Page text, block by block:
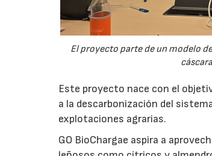
El proyecto parte de un modelo
Este proyecto nace con el
a la descarbonización del
explotaciones agrarias.
GO BioChargae aspira a